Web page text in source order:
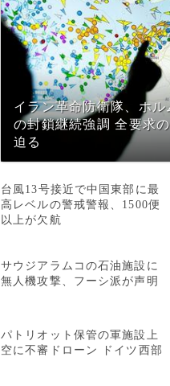
イラン革命防衛隊、ホル
の封鎖継続強調 全要求
迫る
台風13号接近で中国東部に最
高レベルの警戒警報、1500便
以上が欠航
サウジアラムコの石油施設に
無人機攻撃、フーシ派が声明
パトリオット保管の軍施設上
空に不審ドローン ドイツ西部